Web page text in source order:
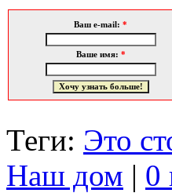
Ваш e-mail: *
Ваше имя: *
Теги: Это
Наш дом | 0